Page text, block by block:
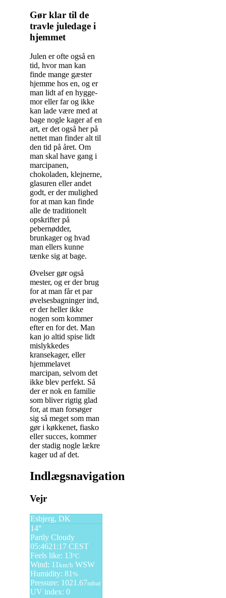
Gør klar til de
travle juledage i
hjemmet
Julen er ofte også en
tid, hvor man kan
finde mange gæster
hjemme hos en, og er
man lidt af en hygge-
mor eller far og ikke
kan lade være med at
bage nogle kager af en
art, er det også her på
nettet man finder alt til
den tid på året. Om
man skal have gang i
marcipanen,
chokoladen, klejnerne,
glasuren eller andet
godt, er der mulighed
for at man kan finde
alle de traditionelt
opskrifter på
pebernødder,
brunkager og hvad
man ellers kunne
tænke sig at bage.
Øvelser gør også
mester, og er der brug
for at man får et par
øvelsesbagninger ind,
er der heller ikke
nogen som kommer
efter en for det. Man
kan jo altid spise lidt
mislykkedes
kransekager, eller
hjemmelavet
marcipan, selvom det
ikke blev perfekt. Så
der er nok en familie
som bliver rigtig glad
for, at man forsøger
sig så meget som man
gør i køkkenet, fiasko
eller succes, kommer
der stadig nogle lækre
kager ud af det.
Indlægsnavigation
Vejr
Esbjerg, DK
14°
Partly Cloudy
05:4621:17 CEST
Feels like: 13°C
Wind: 11 km/h WSW
Humidity: 81 %
Pressure: 1021.67mbar
UV index: 0